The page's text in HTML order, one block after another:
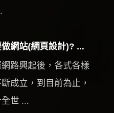
網站(網頁設計)? ...
網路興起後，各式各樣
成立，到目前為止，
世 ...